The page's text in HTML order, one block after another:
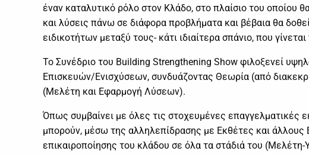
έναν καταλυτικό ρόλο στον Κλάδο, στο πλαίσιο του
και λύσεις πάνω σε διάφορα προβλήματα και βέβαια θα
ειδικοτήτων μεταξύ τους- κάτι ιδιαίτερα σπάνιο, που
Το Συνέδριο του Building Strengthening Show φιλοξενεί
Επισκευών/Ενισχύσεων, συνδυάζοντας Θεωρία (από
(Μελέτη και Εφαρμογή Λύσεων).
Όπως συμβαίνει με όλες τις στοχευμένες επαγγελματικές
μπορούν, μέσω της αλληλεπίδρασης με Εκθέτες και άλλους
επικαιροποίησης του κλάδου σε όλα τα στάδιά του